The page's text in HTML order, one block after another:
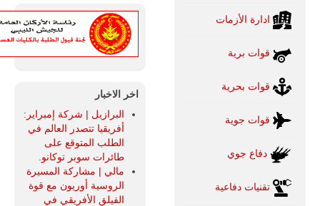
ادارة الأزمات
قوات برية
قوات بحرية
قوات جوية
دفاع جوي
تقنيات دفاعية
اخر الاخبار
البرازيل | شركة إمبراير:
أفريقيا تتصدر العالم في
الطلب المتوقع على
طائرات سوبر توكانو.
مالي | مشاركة المسيرة
الروسية أوريون مع قوة
الفيلق الأفريقي في